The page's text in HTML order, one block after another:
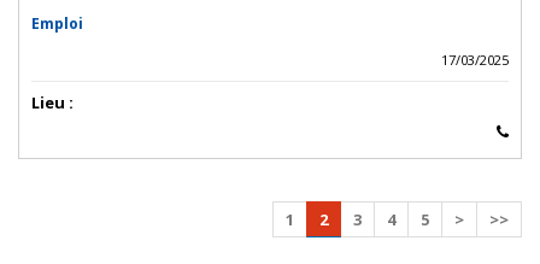
Emploi
17/03/2025
Lieu :
1 2 3 4 5 > >>